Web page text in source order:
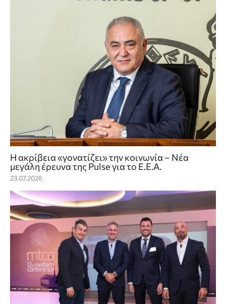
Η ακρίβεια «γονατίζει» την κοινωνία – Νέα
μεγάλη έρευνα της Pulse για το Ε.Ε.Α.
23.07.2026